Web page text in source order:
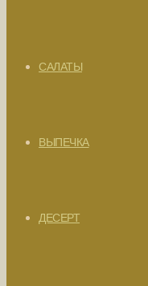
САЛАТЫ
ВЫПЕЧКА
ДЕСЕРТ